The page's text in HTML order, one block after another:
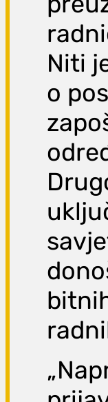
Niti
o